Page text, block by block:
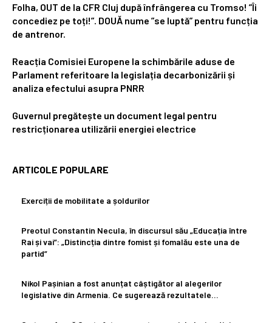
Folha, OUT de la CFR Cluj după înfrângerea cu Tromso! ”Îi
concediez pe toți!”. DOUĂ nume ”se luptă” pentru funcția
de antrenor.
Reacția Comisiei Europene la schimbările aduse de
Parlament referitoare la legislația decarbonizării și
analiza efectului asupra PNRR
Guvernul pregătește un document legal pentru
restricționarea utilizării energiei electrice
ARTICOLE POPULARE
Exerciții de mobilitate a șoldurilor
Preotul Constantin Necula, în discursul său „Educația între
Rai și vai”: „Distincția dintre fomist și fomalău este una de
partid”
Nikol Pașinian a fost anunțat câștigător al alegerilor
legislative din Armenia. Ce sugerează rezultatele…